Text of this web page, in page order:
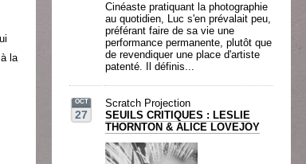
Cinéaste pratiquant la photographie
au quotidien, Luc s'en prévalait peu,
préférant faire de sa vie une
performance permanente, plutôt que
de revendiquer une place d'artiste
patenté. Il définis...
OCT
27
Scratch Projection
SEUILS CRITIQUES : LESLIE
THORNTON & ALICE LOVEJOY
la